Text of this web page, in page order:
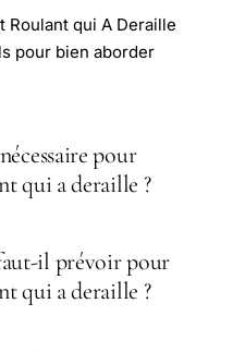
Roulant qui A Deraille
pour bien aborder
pour
qui a deraille ?
il prévoir pour
qui a deraille ?